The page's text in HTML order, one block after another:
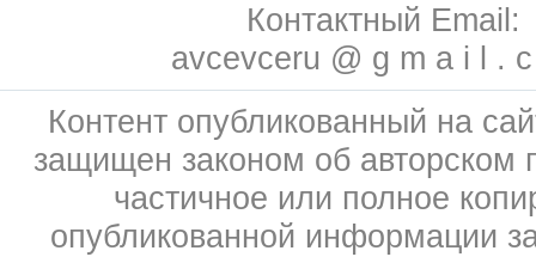
Контактный Email:
avcevceru @ g m a i l .
Контент опубликованный на
защищен законом об авторском
частичное или полное
опубликованной информации